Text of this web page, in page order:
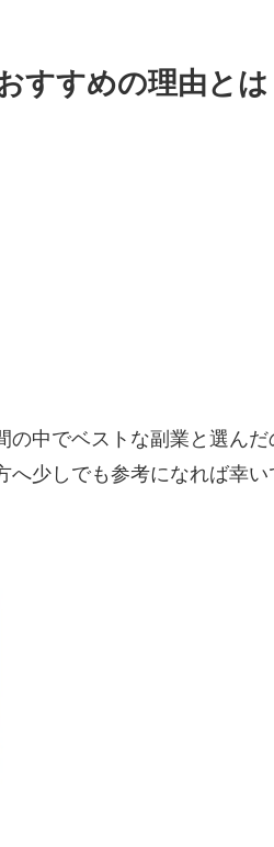
すすめの理由とは
の中でベストな副業と選んだ
へ少しでも参考になれば幸い